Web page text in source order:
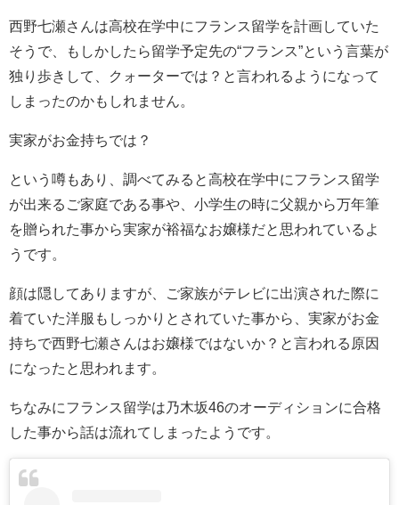
西野七瀬さんは高校在学中にフランス留学を計画していた
そうで、もしかしたら留学予定先の“フランス”という言葉が
独り歩きして、クォーターでは？と言われるようになって
しまったのかもしれません。
実家がお金持ちでは？
という噂もあり、調べてみると高校在学中にフランス留学
が出来るご家庭である事や、小学生の時に父親から万年筆
を贈られた事から実家が裕福なお嬢様だと思われているよ
うです。
顔は隠してありますが、ご家族がテレビに出演された際に
着ていた洋服もしっかりとされていた事から、実家がお金
持ちで西野七瀬さんはお嬢様ではないか？と言われる原因
になったと思われます。
ちなみにフランス留学は乃木坂46のオーディションに合格
した事から話は流れてしまったようです。